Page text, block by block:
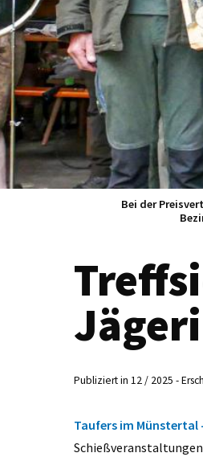
Bei der
Publiziert in 12 / 2025 -
Taufers im Münstertal